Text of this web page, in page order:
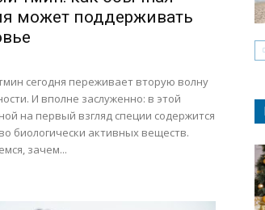
может поддерживать
сегодня переживает вторую волну
И вполне заслуженно: в этой
на первый взгляд специи содержится
биологически активных веществ.
зачем...